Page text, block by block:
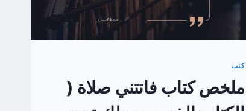
كتب
ملخص كتاب فاتتني صلاة (